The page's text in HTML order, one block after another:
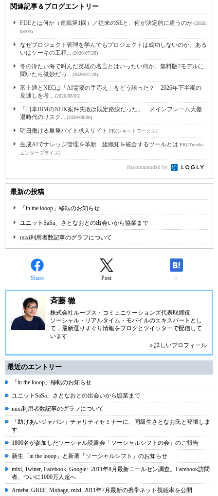
関連記事＆ブログエントリー
FDEとは何か（連載第1回）／従来のSEと、何が決定的に違うのか (2026/
08/03)
なぜプロジェクト管理を学んでもプロジェクトは成功しないのか、ある
いはケーキの工程... (2026/07/28)
冬の冷たい海で叫んだ英雄の名言とはいったい何か。無料版7モデルに
聞いたら微妙だっ... (2026/07/28)
富士通とNECは「AI需要の手応え」をどう語った？ 2026年下半期の
見通しを考... (2026/08/03)
「日本IBMのNHK案件失敗は既定路線だった」 メインフレーム大撤
退時代のリスク... (2026/08/06)
明日働ける単発バイト求人サイト PR(ショットワークス)
生成AIでナレッジ管理を革新 組織知を統合するツールとは PR(ITmedia
エンタープライズ)
Recommended by
最新の投稿
「in the looop」移転のお知らせ
ユニットSaSa、さとなおとの出会いから協業まで
mixi利用者数記事のグラフについて
Share Post -
斉藤 徹
株式会社ループス・コミュニケーションズ代表取締役
ソーシャル・リアルタイム・モバイルのエキスパートとし
て，最新選りすぐり情報をブログとツイッターで配信して
います
» 詳しいプロフィール
最近のエントリー
「in the looop」移転のお知らせ
ユニットSaSa、さとなおとの出会いから協業まで
mixi利用者数記事のグラフについて
「助けあいジャパン」チャリティセミナーに、同級生さとなお氏と登壇しま
す
1800名が参加したソーシャル読書会「ソーシャルシフトの会」のご報告
新生「in the looop」と新著「ソーシャルシフト」のお知らせ
mixi, Twitter, Facebook, Google+ 2011年8月最新ニールセン調査。Facebook訪問
者、ついに1000万人超へ
Ameba, GREE, Mobage, mixi, 2011年7月最新の携帯ネット視聴率を公開